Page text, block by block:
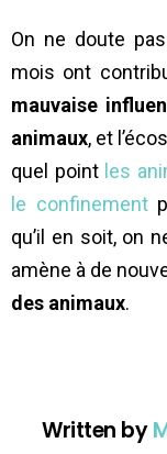
On ne doute
mois ont
mauvaise
animaux, et
quel pointles
le confinement
qu’il en soit, on
amène à de
des animaux.
Written by